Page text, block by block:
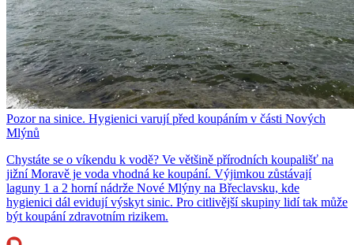
Pozor na sinice. Hygienici varují před koupáním v části Nových
Mlýnů
Chystáte se o víkendu k vodě? Ve většině přírodních koupališť na
jižní Moravě je voda vhodná ke koupání. Výjimkou zůstávají
laguny 1 a 2 horní nádrže Nové Mlýny na Břeclavsku, kde
hygienici dál evidují výskyt sinic. Pro citlivější skupiny lidí tak může
být koupání zdravotním rizikem.